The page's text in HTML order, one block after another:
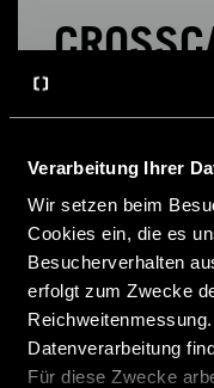
Verarbeitung Ihrer
Wir setzen beim
Cookies ein, die es
Besucherverhalten
erfolgt zum Zwecke
Datenverarbeitung
Für diese Zwecke
Unser
Alltag als auch
brauchst:
wenn es drauf
Stellplatz. Jetzt
Zum Urban Camper